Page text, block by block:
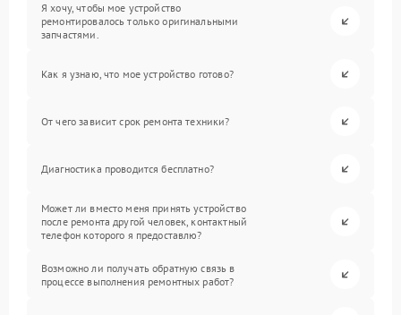
Я хочу, чтобы мое устройство
ремонтировалось только оригинальными
запчастями.
Как я узнаю, что мое устройство готово?
От чего зависит срок ремонта техники?
Диагностика проводится бесплатно?
Может ли вместо меня принять устройство
после ремонта другой человек, контактный
телефон которого я предоставлю?
Возможно ли получать обратную связь в
процессе выполнения ремонтных работ?